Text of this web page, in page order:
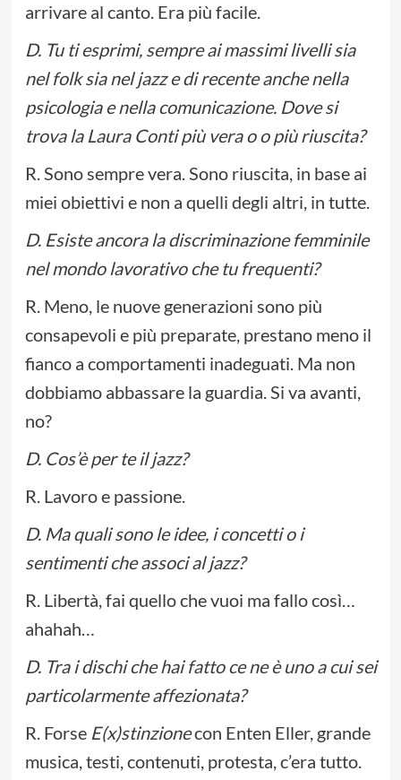
arrivare al canto. Era più facile.
D. Tu ti esprimi, sempre ai massimi livelli sia
nel folk sia nel jazz e di recente anche nella
psicologia e nella comunicazione. Dove si
trova la Laura Conti più vera o o più riuscita?
R. Sono sempre vera. Sono riuscita, in base ai
miei obiettivi e non a quelli degli altri, in tutte.
D. Esiste ancora la discriminazione femminile
nel mondo lavorativo che tu frequenti?
R. Meno, le nuove generazioni sono più
consapevoli e più preparate, prestano meno il
fianco a comportamenti inadeguati. Ma non
dobbiamo abbassare la guardia. Si va avanti,
no?
D. Cos’è per te il jazz?
R. Lavoro e passione.
D. Ma quali sono le idee, i concetti o i
sentimenti che associ al jazz?
R. Libertà, fai quello che vuoi ma fallo così…
ahahah…
D. Tra i dischi che hai fatto ce ne è uno a cui sei
particolarmente affezionata?
R. Forse E(x)stinzionecon Enten Eller, grande
musica, testi, contenuti, protesta, c’era tutto.